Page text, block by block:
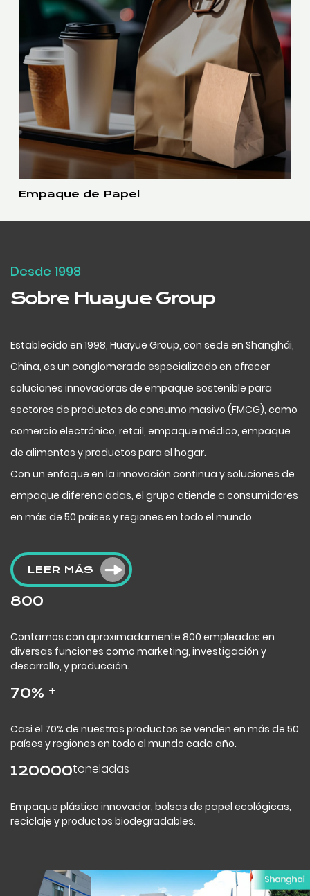
Empaque de Papel
Desde 1998
Sobre Huayue Group
Establecido en 1998, Huayue Group, con sede en Shanghái,
China, es un conglomerado especializado en ofrecer
soluciones innovadoras de empaque sostenible para
sectores de productos de consumo masivo (FMCG), como
comercio electrónico, retail, empaque médico, empaque
de alimentos y productos para el hogar.
Con un enfoque en la innovación continua y soluciones de
empaque diferenciadas, el grupo atiende a consumidores
en más de 50 países y regiones en todo el mundo.
LEER MÁS
800
Contamos con aproximadamente 800 empleados en
diversas funciones como marketing, investigación y
desarrollo, y producción.
70% +
Casi el 70% de nuestros productos se venden en más de 50
países y regiones en todo el mundo cada año.
120000toneladas
Empaque plástico innovador, bolsas de papel ecológicas,
reciclaje y productos biodegradables.